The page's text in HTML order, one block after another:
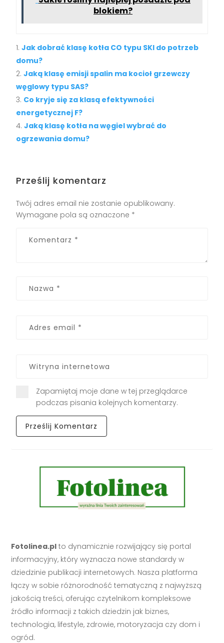
blokiem?
Jak dobrać klasę kotła CO typu SKI do potrzeb
domu?
Jaką klasę emisji spalin ma kocioł grzewczy
węglowy typu SAS?
Co kryje się za klasą efektywności
energetycznej F?
Jaką klasę kotła na węgiel wybrać do
ogrzewania domu?
Prześlij komentarz
Twój adres email nie zostanie opublikowany.
Wymagane pola są oznaczone *
Zapamiętaj moje dane w tej przeglądarce
podczas pisania kolejnych komentarzy.
Fotolinea.pl to dynamicznie rozwijający się portal
informacyjny, który wyznacza nowe standardy w
dziedzinie publikacji internetowych. Nasza platforma
łączy w sobie różnorodność tematyczną z najwyższą
jakością treści, oferując czytelnikom kompleksowe
źródło informacji z takich dziedzin jak biznes,
technologia, lifestyle, zdrowie, motoryzacja czy dom i
ogród.